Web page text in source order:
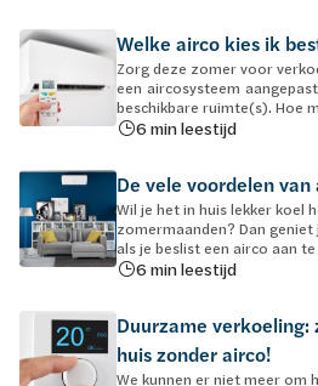
Welke airco kies ik
Zorg deze zomer voor
een aircosysteem
beschikbare ruimte(s). Hoe
6 min leestijd
De vele voordelen
Wil je het in huis lekker koel
zomermaanden? Dan
als je beslist een airco aan te
6 min leestijd
Duurzame
huis zonder airco!
We kunnen er niet meer om